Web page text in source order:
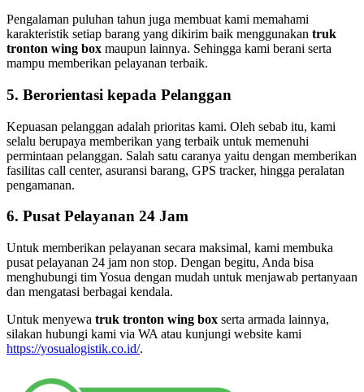
Pengalaman puluhan tahun juga membuat kami memahami
karakteristik setiap barang yang dikirim baik menggunakan truk
tronton wing box maupun lainnya. Sehingga kami berani serta
mampu memberikan pelayanan terbaik.
5. Berorientasi kepada Pelanggan
Kepuasan pelanggan adalah prioritas kami. Oleh sebab itu, kami
selalu berupaya memberikan yang terbaik untuk memenuhi
permintaan pelanggan. Salah satu caranya yaitu dengan memberikan
fasilitas call center, asuransi barang, GPS tracker, hingga peralatan
pengamanan.
6. Pusat Pelayanan 24 Jam
Untuk memberikan pelayanan secara maksimal, kami membuka
pusat pelayanan 24 jam non stop. Dengan begitu, Anda bisa
menghubungi tim Yosua dengan mudah untuk menjawab pertanyaan
dan mengatasi berbagai kendala.
Untuk menyewa truk tronton wing box serta armada lainnya,
silakan hubungi kami via WA atau kunjungi website kami
https://yosualogistik.co.id/.